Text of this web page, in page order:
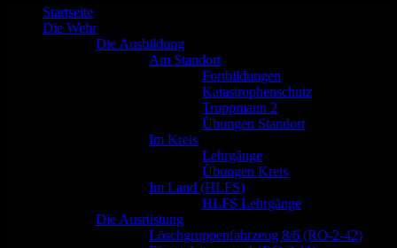
scrollenStartseite
Die Wehr
Die Ausbildung
Am Standort
Fortbildungen
Katastrophenschutz
Truppmann 2
Übungen Standort
Im Kreis
Lehrgänge
Übungen Kreis
Im Land (HLFS)
HLFS Lehrgänge
Die Ausrüstung
Löschgruppenfahrzeug 8/6 (RO-2-42)